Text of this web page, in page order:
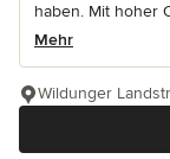
haben. Mit hoher
Mehr
Wildunger